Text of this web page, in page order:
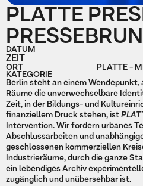
PLATTE
DATUM
ZEIT
ORT
PLATTE -
KATEGORIE
Berlin steht an einem
Räume die unverwechselbare
Zeit, in der Bildungs- und
finanziellem Druck stehen, ist
Intervention. Wir fordern urbanes
Abschlussarbeiten und
geschlossenen kommerziellen
Industrieräume, durch die ganze
ein lebendiges Archiv
zugänglich und unübersehbar ist.